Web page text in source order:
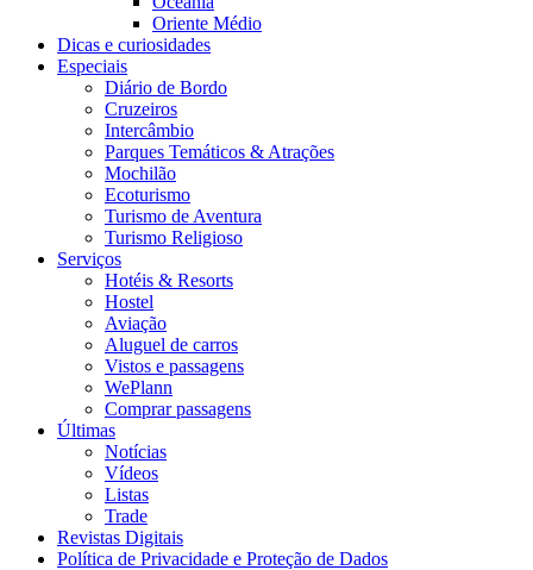
Oriente Médio
Dicas e curiosidades
Especiais
Diário de Bordo
Cruzeiros
Intercâmbio
Parques Temáticos & Atrações
Mochilão
Ecoturismo
Turismo de Aventura
Turismo Religioso
Serviços
Hotéis & Resorts
Hostel
Aviação
Aluguel de carros
Vistos e passagens
WePlann
Comprar passagens
Últimas
Notícias
Vídeos
Listas
Trade
Revistas Digitais
Política de Privacidade e Proteção de Dados